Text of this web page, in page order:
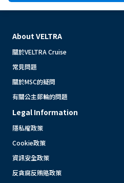
About VELTRA
關於VELTRA Cruise
常見問題
關於MSC的疑問
有關公主郵輪的問題
Legal Information
隱私權政策
Cookie政策
資訊安全政策
反貪腐反賄賂政策